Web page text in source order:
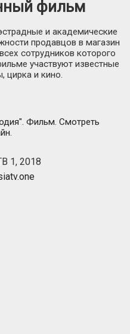
фильм
и академические
продавцов в магазин
сотрудников которого
участвуют известные
цирка и кино.
Фильм. Смотреть
1, 2018